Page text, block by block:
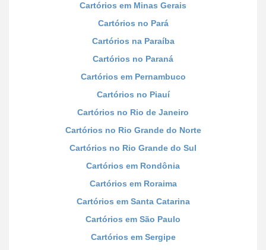
Cartórios em Minas Gerais
Cartórios no Pará
Cartórios na Paraíba
Cartórios no Paraná
Cartórios em Pernambuco
Cartórios no Piauí
Cartórios no Rio de Janeiro
Cartórios no Rio Grande do Norte
Cartórios no Rio Grande do Sul
Cartórios em Rondônia
Cartórios em Roraima
Cartórios em Santa Catarina
Cartórios em São Paulo
Cartórios em Sergipe